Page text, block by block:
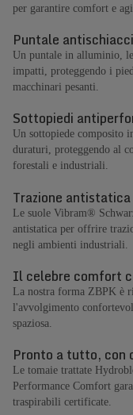
per garantire comfort e
Puntale
Un puntale in alluminio,
impatti, proteggendo i
macchinari pesanti.
Sottopiedi
Un sottopiede composito
duraturi, proteggendo al
forestali e industriali.
Trazione
Le suole Vibram®
antistatica per offrire
negli ambienti industriali.
Il celebre comfort
La nostra forma ZBPK è
l'avvolgimento
spaziosa.
Pronto a tutto, con
Le tomaie trattate
Performance Comfort
traspirabili certificate.